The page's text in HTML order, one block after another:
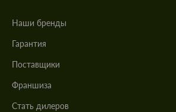
Наши бренды
Гарантия
Поставщики
Франшиза
Стать дилеров